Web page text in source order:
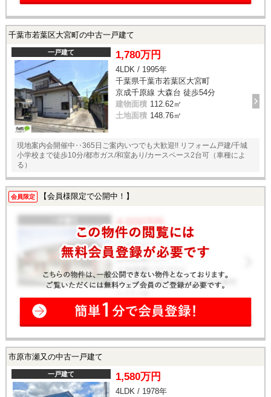
千葉市若葉区大宮町の中古一戸建て
一戸建て 1,780万円
4LDK / 1995年
千葉県千葉市若葉区大宮町
京成千原線 大森台 徒歩54分
建物面積 112.62㎡
土地面積 148.76㎡
現地案内会開催中‥365日ご案内いつでも大歓迎!! リフォーム戸建/千城
小学校まで徒歩10分/都市ガス/和室あり/カースペース2台可（車種によ
る）
会員限定 【会員様限定で公開中！】
市原市瀬又の中古一戸建て
一戸建て 1,580万円
4LDK / 1978年